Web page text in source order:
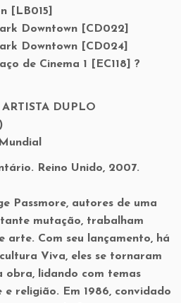
[LB015]
Downtown [CD022]
Downtown [CD024]
de Cinema 1 [EC118] ?
DUPLO
Reino Unido, 2007.
Passmore, autores de uma
mutação, trabalham
arte. Com seu lançamento, há
Viva, eles se tornaram
obra, lidando com temas
e religião. Em 1986, convidado